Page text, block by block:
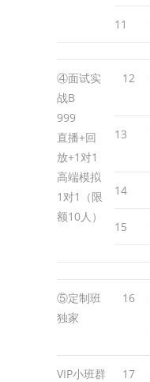
11
④面试实
战B
999
直播+回
放+1对1
高端模拟
1对1（限
额10人）
12
13
14
15
⑤定制班
独家
16
VIP小班群
17